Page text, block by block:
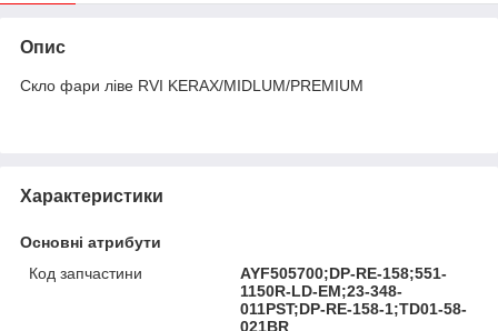
Опис
Скло фари ліве RVI KERAX/MIDLUM/PREMIUM
Характеристики
Основні атрибути
Код запчастини
AYF505700;DP-RE-158;551-
1150R-LD-EM;23-348-
011PST;DP-RE-158-1;TD01-58-
021BR